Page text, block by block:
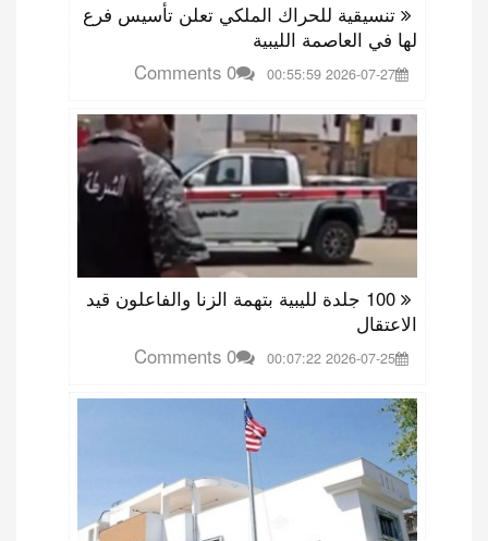
تنسيقية للحراك الملكي تعلن تأسيس فرع
لها في العاصمة الليبية
2026-07-27 00:55:59
0 Comments
100 جلدة لليبية بتهمة الزنا والفاعلون قيد
الاعتقال
2026-07-25 00:07:22
0 Comments